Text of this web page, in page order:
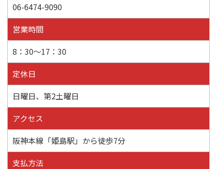
06-6474-9090
営業時間
8：30～17：30
定休日
日曜日、第2土曜日
アクセス
阪神本線「姫島駅」から徒歩7分
支払方法